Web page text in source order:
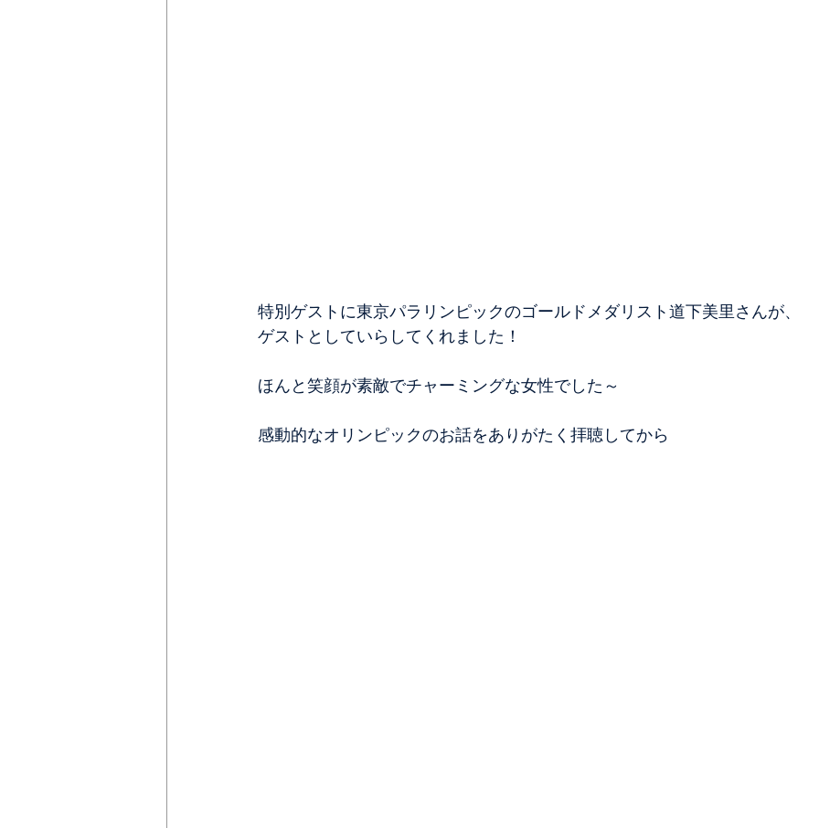
特別ゲストに東京パラリンピックのゴールドメダリスト道下美里さんが、
ゲストとしていらしてくれました！
ほんと笑顔が素敵でチャーミングな女性でした～
感動的なオリンピックのお話をありがたく拝聴してから